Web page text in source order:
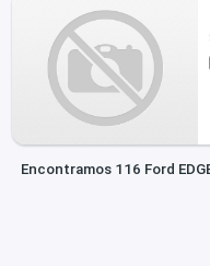
Encontramos 116 Ford